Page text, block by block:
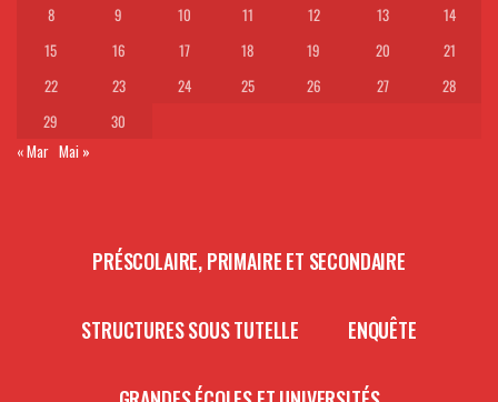
8
9 10 11 12 13
14
15
16 17 18 19 20
21
22
23 24 25 26 27
28
29
30
« Mar Mai »
PRÉSCOLAIRE, PRIMAIRE ET SECONDAIRE
STRUCTURES SOUS TUTELLE ENQUÊTE